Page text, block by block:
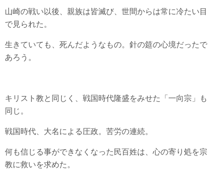
山崎の戦い以後、親族は皆滅び、世間からは常に冷たい目
で見られた。
生きていても、死んだようなもの。針の筵の心境だったで
あろう。
キリスト教と同じく、戦国時代隆盛をみせた「一向宗」も
同じ。
戦国時代、大名による圧政。苦労の連続。
何も信じる事ができなくなった民百姓は、心の寄り処を宗
教に救いを求めた。